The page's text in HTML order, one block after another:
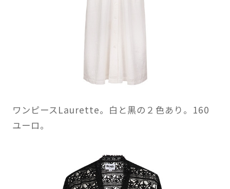
ワンピースLaurette。白と黒の２色あり。160
ユーロ。